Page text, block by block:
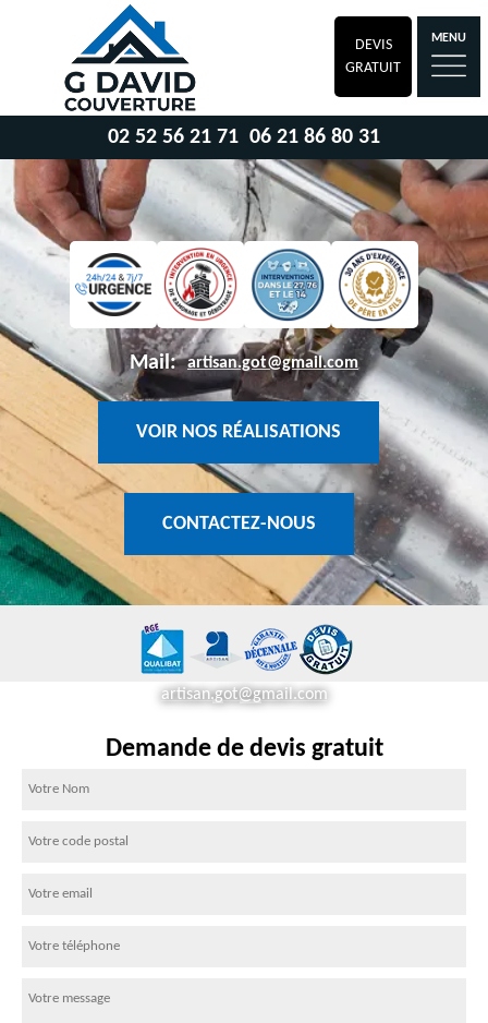
DEVIS
GRATUIT
MENU
02 52 56 21 71 06 21 86 80 31
Mail: artisan.got@gmail.com
VOIR NOS RÉALISATIONS
CONTACTEZ-NOUS
artisan.got@gmail.com
Demande de devis gratuit